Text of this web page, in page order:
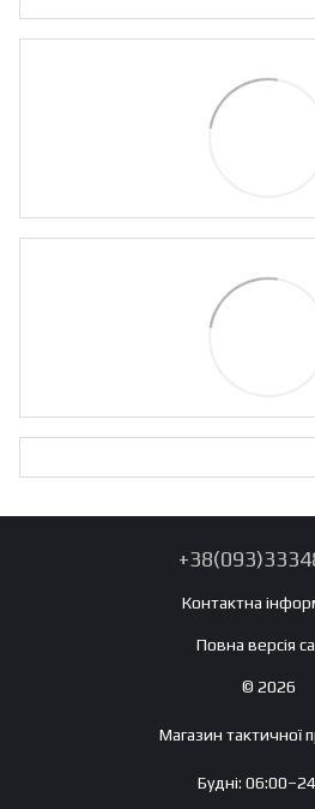
Контактна
Повна версія
© 2026
Магазин тактичної
Будні: